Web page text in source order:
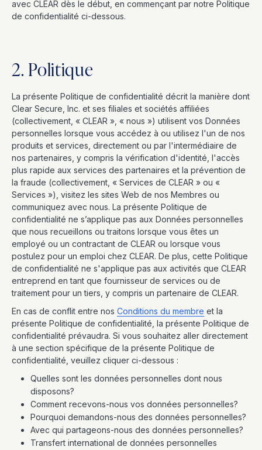
avec CLEAR dès le début, en commençant par notre Politique
de confidentialité ci-dessous.
2. Politique
La présente Politique de confidentialité décrit la manière dont
Clear Secure, Inc. et ses filiales et sociétés affiliées
(collectivement, « CLEAR », « nous ») utilisent vos Données
personnelles lorsque vous accédez à ou utilisez l'un de nos
produits et services, directement ou par l'intermédiaire de
nos partenaires, y compris la vérification d'identité, l'accès
plus rapide aux services des partenaires et la prévention de
la fraude (collectivement, « Services de CLEAR » ou «
Services »), visitez les sites Web de nos Membres ou
communiquez avec nous. La présente Politique de
confidentialité ne s’applique pas aux Données personnelles
que nous recueillons ou traitons lorsque vous êtes un
employé ou un contractant de CLEAR ou lorsque vous
postulez pour un emploi chez CLEAR. De plus, cette Politique
de confidentialité ne s'applique pas aux activités que CLEAR
entreprend en tant que fournisseur de services ou de
traitement pour un tiers, y compris un partenaire de CLEAR.
En cas de conflit entre nos Conditions du membre et la
présente Politique de confidentialité, la présente Politique de
confidentialité prévaudra. Si vous souhaitez aller directement
à une section spécifique de la présente Politique de
confidentialité, veuillez cliquer ci-dessous :
Quelles sont les données personnelles dont nous
disposons?
Comment recevons-nous vos données personnelles?
Pourquoi demandons-nous des données personnelles?
Avec qui partageons-nous des données personnelles?
Transfert international de données personnelles